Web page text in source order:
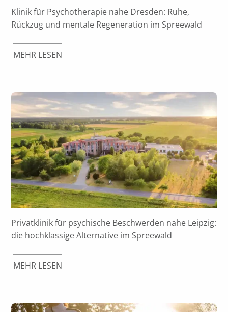
Klinik für Psychotherapie nahe Dresden: Ruhe,
Rückzug und mentale Regeneration im Spreewald
MEHR LESEN
Privatklinik für psychische Beschwerden nahe Leipzig:
die hochklassige Alternative im Spreewald
MEHR LESEN